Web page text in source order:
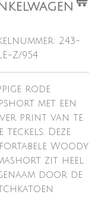
243-
Z/954
rode
met een
print van te
teckels. Deze
Woody
zit heel
door de